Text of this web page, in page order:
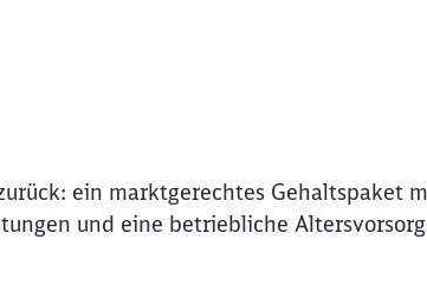
ein marktgerechtes
und eine betriebliche
Abbrechen